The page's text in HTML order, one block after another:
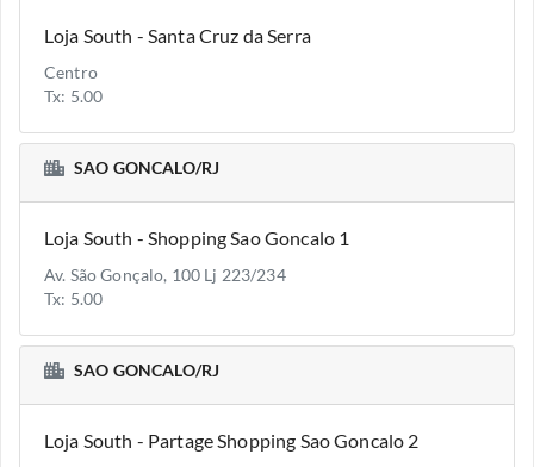
Loja South - Santa Cruz da Serra
Centro
Tx: 5.00
SAO GONCALO/RJ
Loja South - Shopping Sao Goncalo 1
Av. São Gonçalo, 100 Lj 223/234
Tx: 5.00
SAO GONCALO/RJ
Loja South - Partage Shopping Sao Goncalo 2